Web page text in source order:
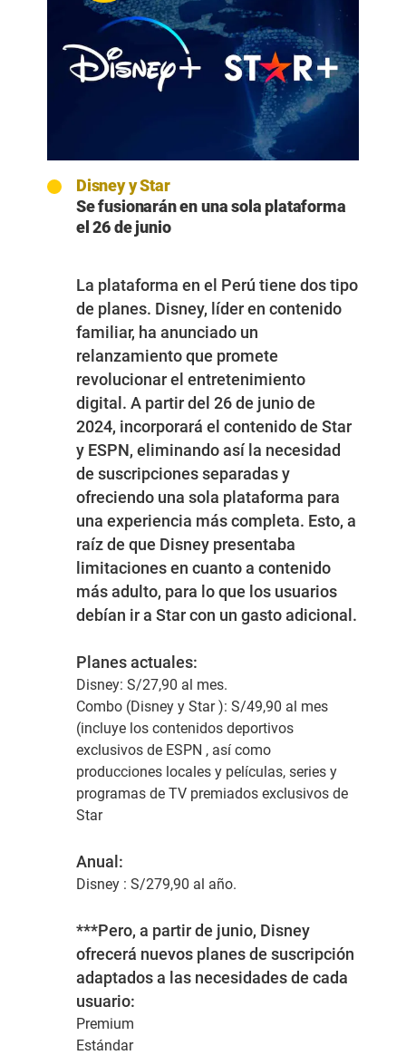
Disney y Star
Se fusionarán en una sola plataforma
el 26 de junio
La plataforma en el Perú tiene dos tipo
de planes. Disney, líder en contenido
familiar, ha anunciado un
relanzamiento que promete
revolucionar el entretenimiento
digital. A partir del 26 de junio de
2024, incorporará el contenido de Star
y ESPN, eliminando así la necesidad
de suscripciones separadasy
ofreciendo una sola plataforma para
una experiencia más completa. Esto, a
raíz de que Disney presentaba
limitaciones en cuanto a contenido
más adulto, para lo que los usuarios
debían ir a Star con un gasto adicional.
Planes actuales:
Disney: S/27,90 al mes.
Combo (Disney y Star ): S/49,90 al mes
(incluye los contenidos deportivos
exclusivos de ESPN , así como
producciones locales y películas, series y
programas de TV premiados exclusivos de
Star
Anual:
Disney : S/279,90 al año.
***Pero, a partir de junio, Disney
ofrecerá nuevos planes de suscripción
adaptados a las necesidades de cada
usuario:
Premium
Estándar